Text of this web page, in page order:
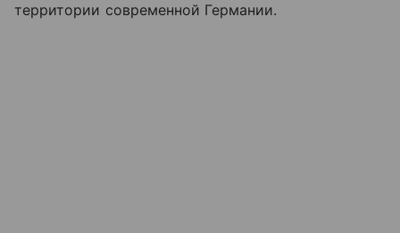
территории современной Германии.